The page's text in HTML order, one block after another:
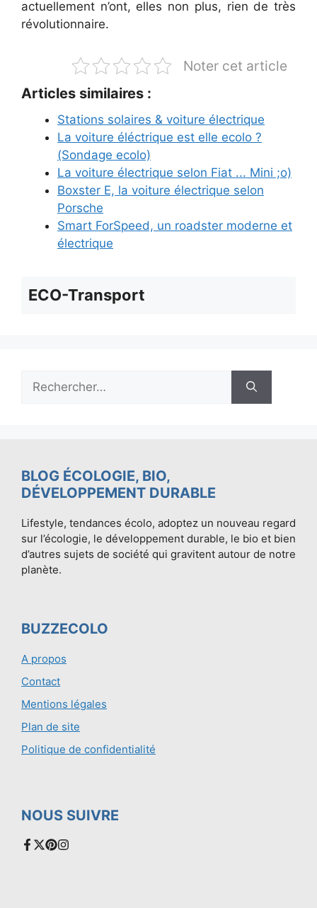
actuellement n’ont, elles non plus, rien de très
révolutionnaire.
Noter cet article
Articles similaires :
Stations solaires & voiture électrique
La voiture éléctrique est elle ecolo ?
(Sondage ecolo)
La voiture électrique selon Fiat ... Mini ;o)
Boxster E, la voiture électrique selon
Porsche
Smart ForSpeed, un roadster moderne et
électrique
ECO-Transport
Rechercher :
BLOG ÉCOLOGIE, BIO,
DÉVELOPPEMENT DURABLE
Lifestyle, tendances écolo, adoptez un nouveau regard
sur l’écologie, le développement durable, le bio et bien
d’autres sujets de société qui gravitent autour de notre
planète.
BUZZECOLO
A propos
Contact
Mentions légales
Plan de site
Politique de confidentialité
NOUS SUIVRE